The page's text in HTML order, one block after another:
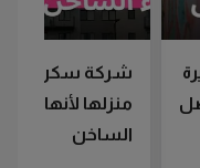
شركة سكن
منزلها لأنها لم
الساخن